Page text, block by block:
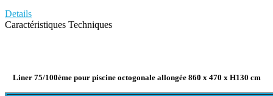
Details
Caractéristiques Techniques
Liner 75/100èmepour piscine octogonale allongée 860 x 470 x H130 cm